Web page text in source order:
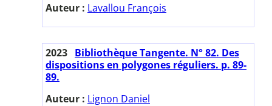
Auteur : Lavallou François
2023 Bibliothèque Tangente. N° 82. Des
dispositions en polygones réguliers. p. 89-
89.
Auteur : Lignon Daniel